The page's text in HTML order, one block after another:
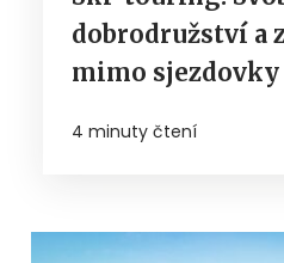
dobrodružství a
mimo sjezdovky
4 minuty čtení